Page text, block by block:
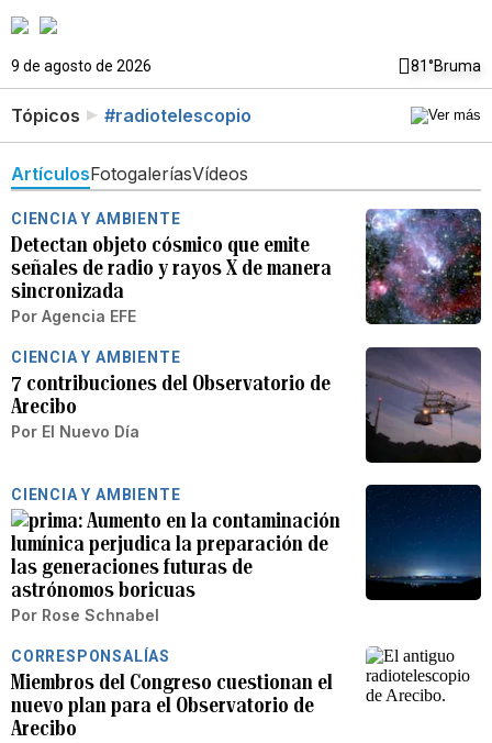
9 de agosto de 2026 81°Bruma
Tópicos #radiotelescopio
ArtículosFotogaleríasVídeos
CIENCIA Y AMBIENTE
Detectan objeto cósmico que emite
señales de radio y rayos X de manera
sincronizada
Por Agencia EFE
CIENCIA Y AMBIENTE
7 contribuciones del Observatorio de
Arecibo
Por El Nuevo Día
CIENCIA Y AMBIENTE
Aumento en la contaminación
lumínica perjudica la preparación de
las generaciones futuras de
astrónomos boricuas
Por Rose Schnabel
CORRESPONSALÍAS
Miembros del Congreso cuestionan el
nuevo plan para el Observatorio de
Arecibo